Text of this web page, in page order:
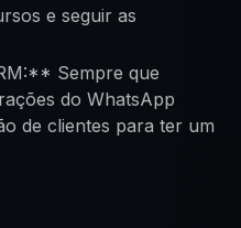
e seguir as
Sempre que
do WhatsApp
de clientes para ter um